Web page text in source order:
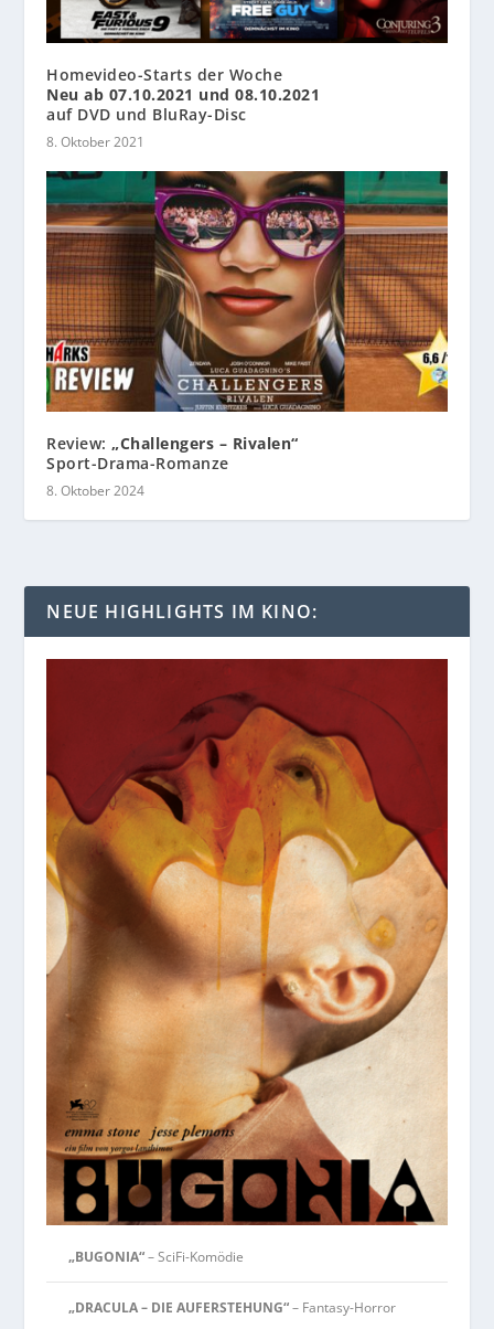
Homevideo-Starts der Woche
Neu ab 07.10.2021 und 08.10.2021
auf DVD und BluRay-Disc
8. Oktober 2021
Review: „Challengers – Rivalen“
Sport-Drama-Romanze
8. Oktober 2024
NEUE HIGHLIGHTS IM KINO:
„BUGONIA“– SciFi-Komödie
„DRACULA – DIE AUFERSTEHUNG“– Fantasy-Horror